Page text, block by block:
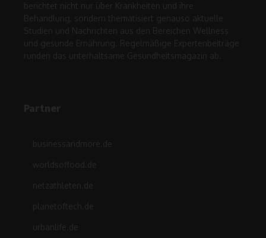
berichtet nicht nur über Krankheiten und ihre
Behandlung, sondern thematisiert genauso aktuelle
Studien und Nachrichten aus den Bereichen Wellness
und gesunde Ernährung. Regelmäßige Expertenbeiträge
runden das unterhaltsame Gesundheitsmagazin ab.
Partner
businessandmore.de
worldsoffood.de
netzathleten.de
planetoftech.de
urbanlife.de